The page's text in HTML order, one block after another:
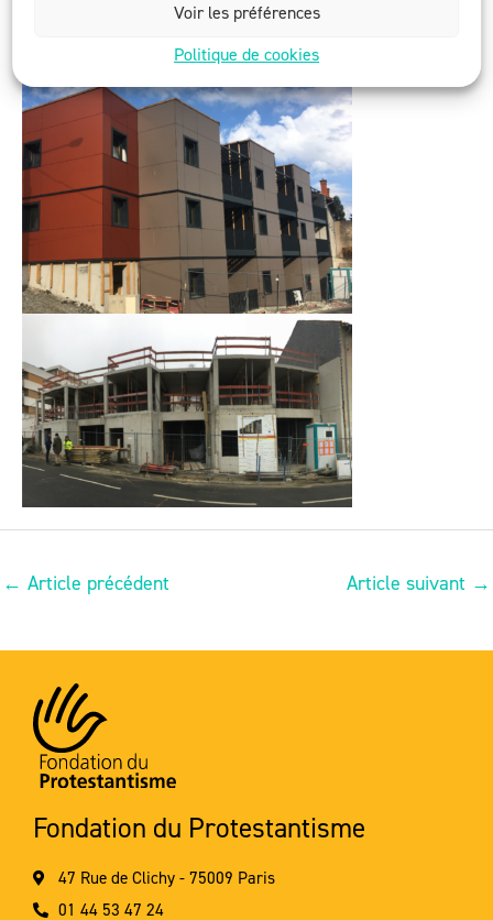
Voir les préférences
Politique de cookies
s/publication-du-rapport-dactivite-2022/
← Article précédent Article suivant →
Fondation du Protestantisme
47 Rue de Clichy - 75009 Paris
01 44 53 47 24